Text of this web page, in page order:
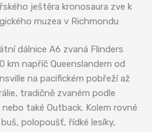
ještěra kronosaura zve k
muzea v Richmondu
dálnice A6 zvaná Flinders
km napříč Queenslandem od
na pacifickém pobřeží až
tradičně zvaném podle
nebo také Outback. Kolem rovné
polopoušť, řídké lesíky,